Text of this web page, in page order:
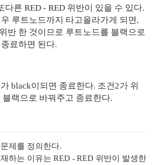
다른 RED - RED 위반이 있을 수 있다.
루트노드까지 타고올라가게 되면,
반 한 것이므로 루트노드를 블랙으로
료하면 된다.
black이되면 종료한다. 조건2가 위
블랙으로 바꿔주고 종료한다.
제를 정의한다.
하는 이유는 RED - RED 위반이 발생한